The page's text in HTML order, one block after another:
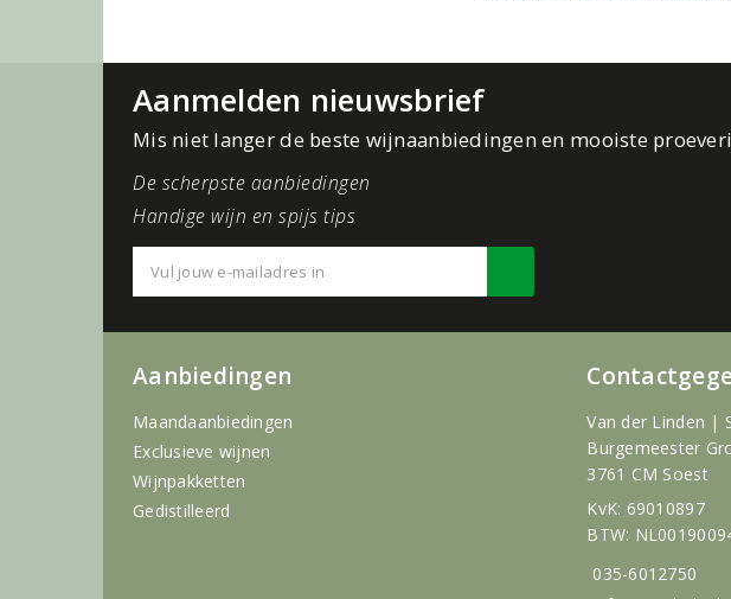
Aanmelden nieuwsbrief
Mis niet langer de beste wijnaanbiedingen en mooiste
De scherpste aanbiedingen
Handige wijn en spijs tips
Aanbiedingen
Maandaanbiedingen
Exclusieve wijnen
Wijnpakketten
Gedistilleerd
Van der Linden |
Burgemeester
3761 CM Soest
KvK: 69010897
BTW:
035-6012750